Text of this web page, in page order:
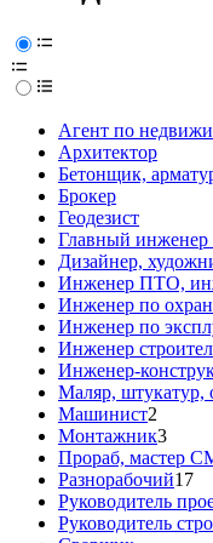
Агент по
Архитектор
Бетонщик,
Брокер
Геодезист
Главный инженер
Дизайнер,
Инженер ПТО,
Инженер по
Инженер по
Инженер
Инженер-
Маляр, штукатур,
Машинист2
Монтажник3
Прораб, мастер
Разнорабочий17
Руководитель
Руководитель